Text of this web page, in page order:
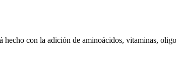
con la adición de aminoácidos, vitaminas,